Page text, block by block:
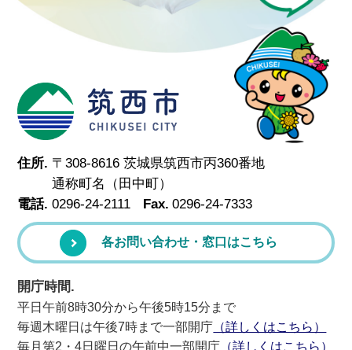
筑西市
住所. 〒308-8616 茨城県筑西市丙360番地
通称町名（田中町）
電話. 0296-24-2111 Fax. 0296-24-7333
各お問い合わせ・窓口はこちら
開庁時間.
平日午前8時30分から午後5時15分まで
毎週木曜日は午後7時まで一部開庁 （詳しくはこちら）
毎月第2・4日曜日の午前中一部開庁 （詳しくはこちら）